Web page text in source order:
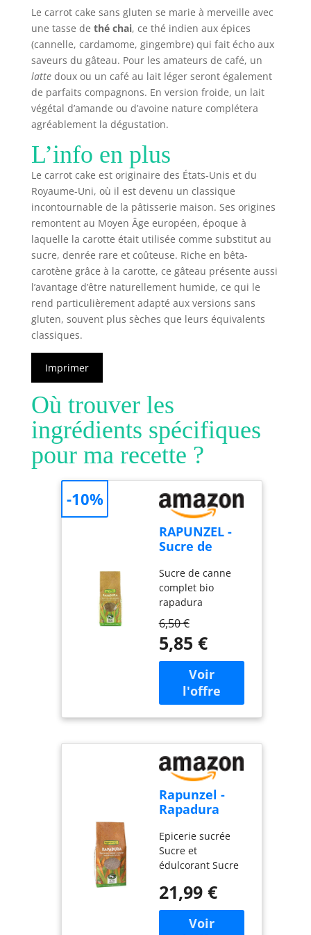
Le carrot cake sans gluten se marie à merveille avec
une tasse de thé chai, ce thé indien aux épices
(cannelle, cardamome, gingembre) qui fait écho aux
saveurs du gâteau. Pour les amateurs de café, un
lattedoux ou un café au lait léger seront également
de parfaits compagnons. En version froide, un lait
végétal d’amande ou d’avoine nature complétera
agréablement la dégustation.
L’info en plus
Le carrot cake est originaire des États-Unis et du
Royaume-Uni, où il est devenu un classique
incontournable de la pâtisserie maison. Ses origines
remontent au Moyen Âge européen, époque à
laquelle la carotte était utilisée comme substitut au
sucre, denrée rare et coûteuse. Riche en bêta-
carotène grâce à la carotte, ce gâteau présente aussi
l’avantage d’être naturellement humide, ce qui le
rend particulièrement adapté aux versions sans
gluten, souvent plus sèches que leurs équivalents
classiques.
Imprimer
Où trouver les
ingrédients spécifiques
pour ma recette ?
RAPUNZEL -
Sucre de
complet bio
rapadura 500
g
Sucre de canne
complet bio
rapadura
6,50 €
5,85 €
-10%
Rapunzel -
Rapadura
Canne
Complet Bio
1Kg - Vendu
Epicerie sucrée
Sucre et
édulcorant Sucre
rapadura Rapunzel
Rapadura Sucre De
Canne Complet Bio
21,99 €